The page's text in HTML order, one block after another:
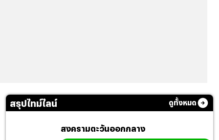
สรุปไทม์ไลน์ ดูทั้งหมด
สงครามตะวันออกกลาง